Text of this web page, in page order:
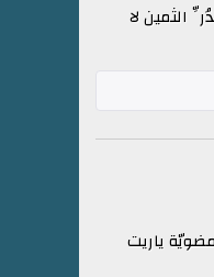
الثمين لا
ياريت